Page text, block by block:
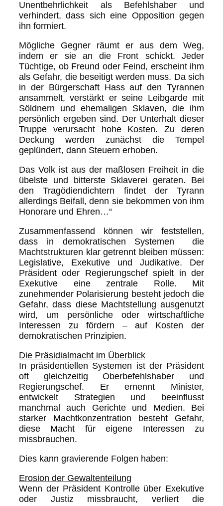
Unentbehrlichkeit als Befehlshaber und
verhindert, dass sich eine Opposition gegen
ihn formiert.
Mögliche Gegner räumt er aus dem Weg,
indem er sie an die Front schickt. Jeder
Tüchtige, ob Freund oder Feind, erscheint ihm
als Gefahr, die beseitigt werden muss. Da sich
in der Bürgerschaft Hass auf den Tyrannen
ansammelt, verstärkt er seine Leibgarde mit
Söldnern und ehemaligen Sklaven, die ihm
persönlich ergeben sind. Der Unterhalt dieser
Truppe verursacht hohe Kosten. Zu deren
Deckung werden zunächst die Tempel
geplündert, dann Steuern erhoben.
Das Volk ist aus der maßlosen Freiheit in die
übelste und bitterste Sklaverei geraten. Bei
den Tragödiendichtern findet der Tyrann
allerdings Beifall, denn sie bekommen von ihm
Honorare und Ehren…“
Zusammenfassend können wir feststellen,
dass in demokratischen Systemen die
Machtstrukturen klar getrennt bleiben müssen:
Legislative, Exekutive und Judikative. Der
Präsident oder Regierungschef spielt in der
Exekutive eine zentrale Rolle. Mit
zunehmender Polarisierung besteht jedoch die
Gefahr, dass diese Machtstellung ausgenutzt
wird, um persönliche oder wirtschaftliche
Interessen zu fördern – auf Kosten der
demokratischen Prinzipien.
Die Präsidialmacht im Überblick
In präsidentiellen Systemen ist der Präsident
oft gleichzeitig Oberbefehlshaber und
Regierungschef. Er ernennt Minister,
entwickelt Strategien und beeinflusst
manchmal auch Gerichte und Medien. Bei
starker Machtkonzentration besteht Gefahr,
diese Macht für eigene Interessen zu
missbrauchen.
Dies kann gravierende Folgen haben:
Erosion der Gewaltenteilung
Wenn der Präsident Kontrolle über Exekutive
oder Justiz missbraucht, verliert die